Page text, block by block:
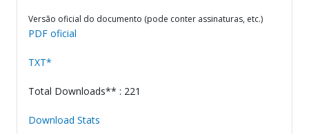
Versão oficial do documento (pode conter assinaturas, etc.)
PDF oficial
TXT*
Total Downloads** : 221
Download Stats